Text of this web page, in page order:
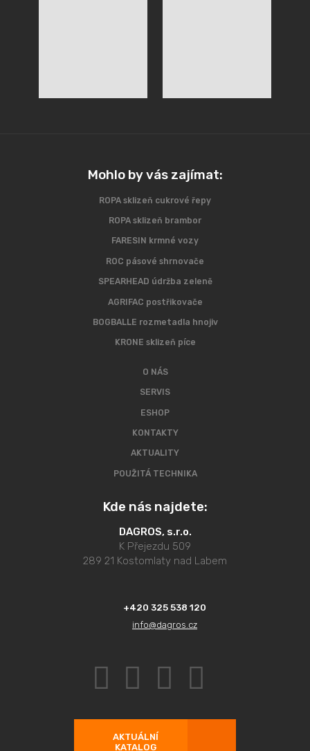
Mohlo by vás zajímat:
ROPA sklizeň cukrové řepy
ROPA sklizeň brambor
FARESIN krmné vozy
ROC pásové shrnovače
SPEARHEAD údržba zeleně
AGRIFAC postřikovače
BOGBALLE rozmetadla hnojiv
KRONE sklizeň píce
O NÁS
SERVIS
ESHOP
KONTAKTY
AKTUALITY
POUŽITÁ TECHNIKA
Kde nás najdete:
DAGROS, s.r.o.
K Přejezdu 509
289 21 Kostomlaty nad Labem
+420 325 538 120
info@dagros.cz
AKTUÁLNÍ
KATALOG